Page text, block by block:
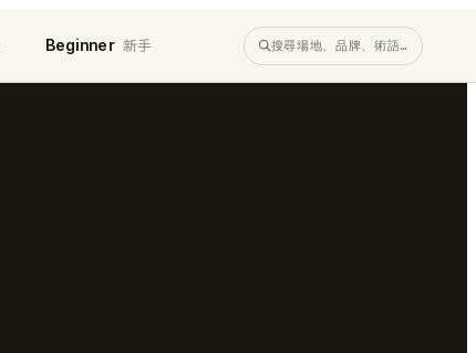
Beginner 新手 搜尋場地、品牌、術語…